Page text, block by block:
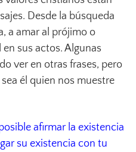
Desde la búsqueda
a amar al prójimo o
sus actos. Algunas
ver en otras frases, pero
él quien nos muestre
afirmar la existencia
su existencia con tu